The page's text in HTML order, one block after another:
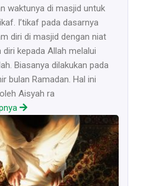
waktunya di masjid untuk
I’tikaf pada dasarnya
diri di masjid dengan niat
kepada Allah melalui
Biasanya dilakukan pada
bulan Ramadan. Hal ini
Aisyah ra